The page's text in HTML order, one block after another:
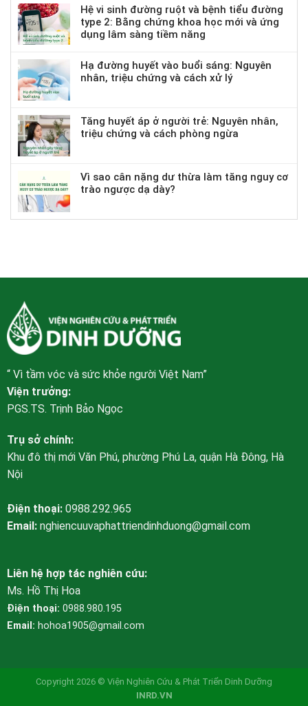
Hệ vi sinh đường ruột và bệnh tiểu đường
type 2: Bằng chứng khoa học mới và ứng
dụng lâm sàng tiềm năng
Hạ đường huyết vào buổi sáng: Nguyên
nhân, triệu chứng và cách xử lý
Tăng huyết áp ở người trẻ: Nguyên nhân,
triệu chứng và cách phòng ngừa
Vì sao cân nặng dư thừa làm tăng nguy cơ
trào ngược dạ dày?
“ Vì tầm vóc và sức khỏe người Việt Nam”
Viện trưởng:
PGS.TS. Trịnh Bảo Ngọc
Trụ sở chính:
Khu đô thị mới Văn Phú, phường Phú La, quận Hà Đông, Hà
Nội
Điện thoại: 0988.292.965
Email: nghiencuuvaphattriendinhduong@gmail.com
Liên hệ hợp tác nghiên cứu:
Ms. Hồ Thị Hoa
Điện thoại: 0988.980.195
Email: hohoa1905@gmail.com
Copyright 2026 © Viện Nghiên Cứu & Phát Triển Dinh Dưỡng
INRD.VN